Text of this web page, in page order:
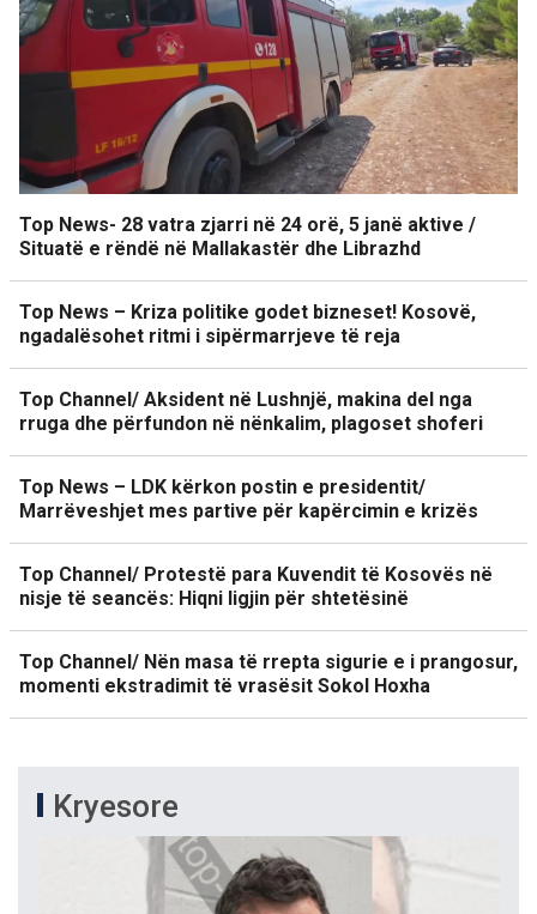
Top News- 28 vatra zjarri në 24 orë, 5 janë aktive /
Situatë e rëndë në Mallakastër dhe Librazhd
Top News – Kriza politike godet bizneset! Kosovë,
ngadalësohet ritmi i sipërmarrjeve të reja
Top Channel/ Aksident në Lushnjë, makina del nga
rruga dhe përfundon në nënkalim, plagoset shoferi
Top News – LDK kërkon postin e presidentit/
Marrëveshjet mes partive për kapërcimin e krizës
Top Channel/ Protestë para Kuvendit të Kosovës në
nisje të seancës: Hiqni ligjin për shtetësinë
Top Channel/ Nën masa të rrepta sigurie e i prangosur,
momenti ekstradimit të vrasësit Sokol Hoxha
Kryesore